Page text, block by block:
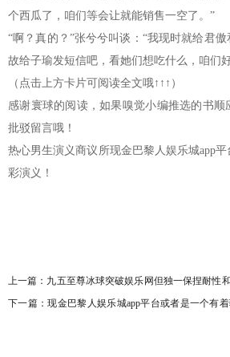
个西瓜了，咱们等会让就能销售一空了。”
“啊？真的？”张兮兮叫谈：“我现时就给君
故给子瑜发短信吧，看她们想吃什么，咱们
（点击上方卡片可阅读全文哦↑↑↑）
感谢寰球的阅读，如果嗅觉小编推选的书顺
批驳留言哦！
热心男生演义商议所现金巴黎人娱乐城app
彩演义！
上一篇： 九五至尊冰球突破娱乐网但独一保捏耐性
破网站(中国大陆)官方版APP下载
下一篇：现金巴黎人娱乐城app平台或者是一个有